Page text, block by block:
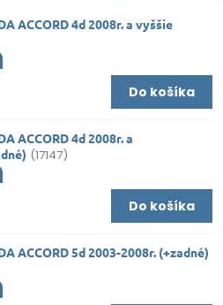
ACCORD 4d 2008r. a vyššie
Do košíka
ACCORD 4d 2008r. a
(17147)
Do košíka
ACCORD 5d 2003-2008r. (+zadné)